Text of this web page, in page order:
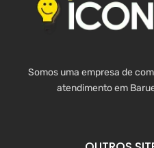
Somos uma empresa de
atendimento em